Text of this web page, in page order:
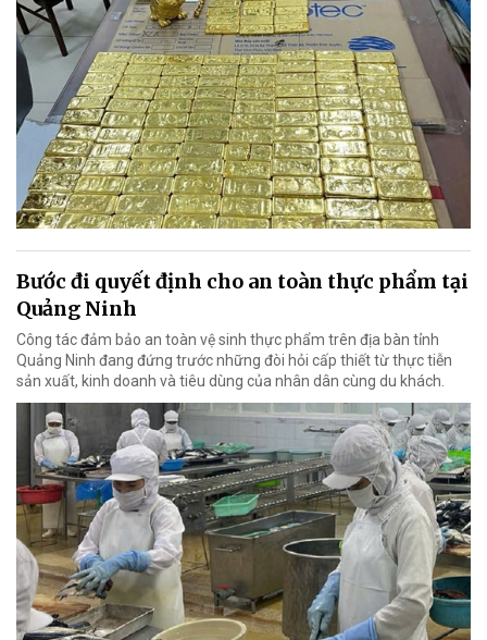
Bước đi quyết định cho an toàn thực phẩm tại
Quảng Ninh
Công tác đảm bảo an toàn vệ sinh thực phẩm trên địa bàn tỉnh
Quảng Ninh đang đứng trước những đòi hỏi cấp thiết từ thực tiễn
sản xuất, kinh doanh và tiêu dùng của nhân dân cùng du khách.